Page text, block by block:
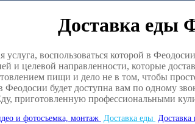
Доставка еды
услуга, воспользоваться которой в
и целевой направленности, которые
пищи и дело не в том, чтобы
будет доступна вам по одному
приготовленную профессиональными
и фотосъемка, монтаж Доставка еды Доставка